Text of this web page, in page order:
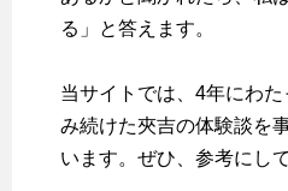
る」と答えます。
当サイトでは、4年にわ
み続けた夾吉の体験談を
います。ぜひ、参考にし